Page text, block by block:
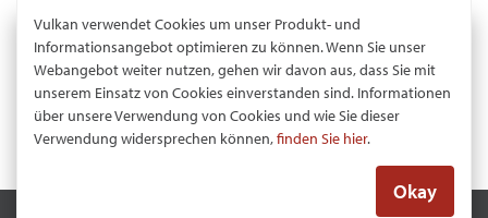
Haupt- und Nebenstraßen
Wohngebiete
Parkplätze
gewerblicher und industrieller Bereich
Vulkan verwendet Cookies um unser Produkt- und
Informationsangebot optimieren zu können. Wenn Sie unser
Webangebot weiter nutzen, gehen wir davon aus, dass Sie mit
unserem Einsatz von Cookies einverstanden sind. Informationen
über unsere Verwendung von Cookies und wie Sie dieser
Verwendung widersprechen können,finden Sie hier.
Okay